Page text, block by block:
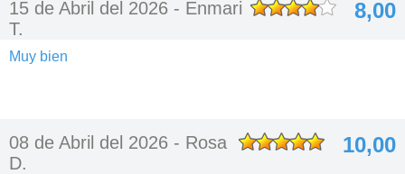
15 de Abril del 2026 - Enmari
T.
8,00
Muy bien
08 de Abril del 2026 - Rosa
D.
10,00